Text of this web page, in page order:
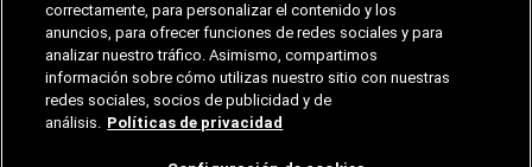
©2026 FCA EE. UU. LLC. Reservados todos los derechos.
Jeep, Ram, son marcas comerciales registradas de FCA US LLC.
FIAT es una marca registradas de FCA Group Marketing S.p.A., utilizadas con permiso.
*El MSRP excluye destino, impuestos, títulos y tarifas de registro. El precio inicial se
un modelo más caro. Los precios y las ofertas pueden cambiar en cualquier momento
sin previo aviso. Para detalles de precios, consulte a su distribuidor.
correctamente, para personalizar el contenido y los
anuncios, para ofrecer funciones de redes sociales y para
analizar nuestro tráfico. Asimismo, compartimos
información sobre cómo utilizas nuestro sitio con nuestras
redes sociales, socios de publicidad y de
análisis. Políticas de privacidad